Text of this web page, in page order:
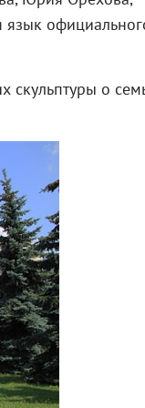
язык
скульптуры о